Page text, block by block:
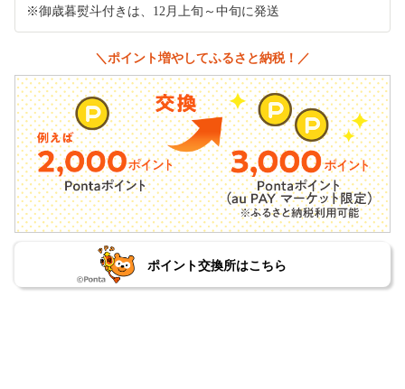
※御歳暮熨斗付きは、12月上旬～中旬に発送
＼ポイント増やしてふるさと納税！／
ポイント交換所はこちら